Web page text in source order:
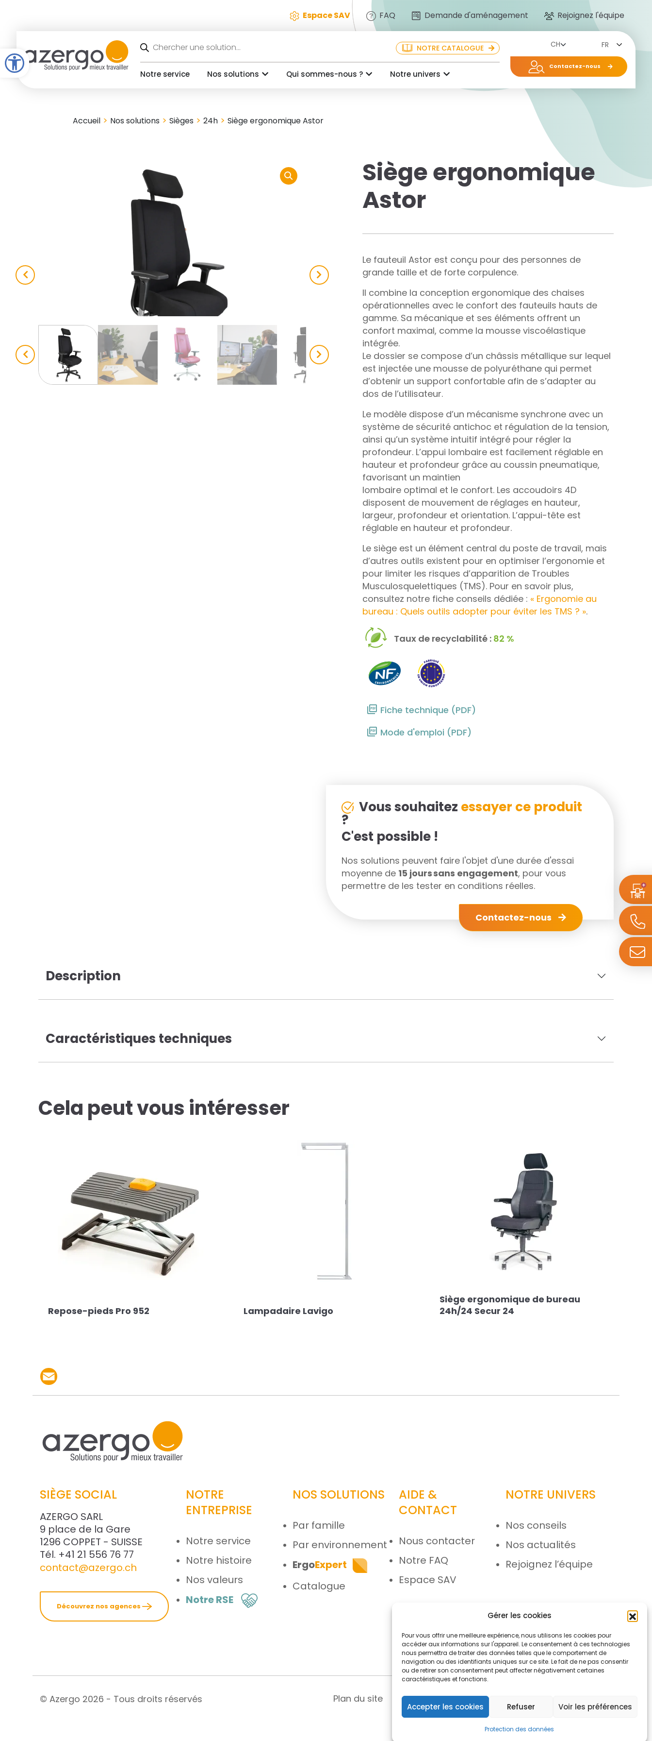
Open toolbar
Gérer les cookies
Pour vous offrir une meilleure expérience, nous utilisons les cookies pour
accéder aux informations sur l'appareil. Le consentement à ces technologies
nous permettra de traiter des données telles que le comportement de
navigation ou des identifiants uniques sur ce site. Le fait de ne pas consentir
ou de retirer son consentement peut affecter négativement certaines
caractéristiques et fonctions.
Accepter les cookies Refuser Voir les préférences
Protection des données
Espace SAV FAQ Demande d'aménagement Rejoignez l'équipe
de
produits
NOTRE CATALOGUE
Notre service Nos solutions Qui sommes-nous ? Notre univers
FR
Contactez-nous
Accueil > Nos solutions >Sièges >24h >Siège ergonomique Astor
Previous Next
Siège ergonomique
Astor
Le fauteuil Astor est conçu pour des personnes de
grande taille et de forte corpulence.
Il combine la conception ergonomique des chaises
opérationnelles avec le confort des fauteuils hauts de
gamme. Sa mécanique et ses éléments offrent un
confort maximal, comme la mousse viscoélastique
intégrée.
Le dossier se compose d’un châssis métallique sur lequel
est injectée une mousse de polyuréthane qui permet
d’obtenir un support confortable afin de s’adapter au
dos de l’utilisateur.
Le modèle dispose d’un mécanisme synchrone avec un
système de sécurité antichoc et régulation de la tension,
ainsi qu’un système intuitif intégré pour régler la
profondeur. L’appui lombaire est facilement réglable en
hauteur et profondeur grâce au coussin pneumatique,
favorisant un maintien
lombaire optimal et le confort. Les accoudoirs 4D
disposent de mouvement de réglages en hauteur,
largeur, profondeur et orientation. L’appui-tête est
réglable en hauteur et profondeur.
Le siège est un élément central du poste de travail, mais
d’autres outils existent pour en optimiser l’ergonomie et
pour limiter les risques d’apparition de Troubles
Musculosquelettiques (TMS). Pour en savoir plus,
consultez notre fiche conseils dédiée : « Ergonomie au
bureau : Quels outils adopter pour éviter les TMS ? ».
Taux de recyclabilité : 82 %
Fiche technique (PDF)
Mode d'emploi (PDF)
Vous souhaitez essayer ce produit
?
C'est possible !
Nos solutions peuvent faire l'objet d'une durée d'essai
moyenne de 15 jours sans engagement, pour vous
permettre de les tester en conditions réelles.
Contactez-nous
Description
Caractéristiques techniques
Cela peut vous intéresser
Repose-pieds Pro 952 Lampadaire Lavigo
Siège ergonomique de bureau
24h/24 Secur 24
Partager le produit par email
SIÈGE SOCIAL
AZERGO SARL
9 place de la Gare
1296 COPPET - SUISSE
Tél. +41 21 556 76 77
contact@azergo.ch
Découvrez nos agences
NOTRE
ENTREPRISE
Notre service
Notre histoire
Nos valeurs
Notre RSE
NOS SOLUTIONS
Par famille
Par environnement
ErgoExpert
Catalogue
AIDE &
CONTACT
Nous contacter
Notre FAQ
Espace SAV
NOTRE UNIVERS
Nos conseils
Nos actualités
Rejoignez l’équipe
© Azergo 2026 - Tous droits réservés Plan du site Mentions légales